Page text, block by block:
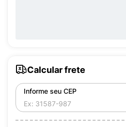
Calcular frete
Informe seu CEP